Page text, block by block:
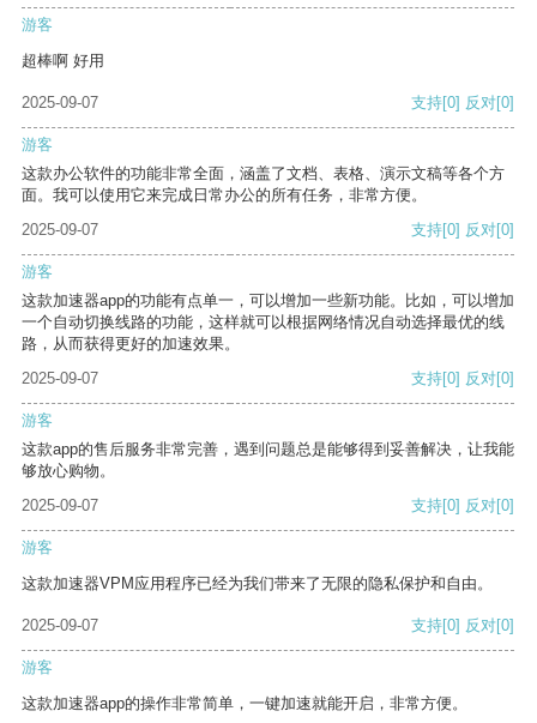
游客
超棒啊 好用
2025-09-07 支持[0] 反对[0]
游客
这款办公软件的功能非常全面，涵盖了文档、表格、演示文稿等各个方
面。我可以使用它来完成日常办公的所有任务，非常方便。
2025-09-07
支持[0] 反对[0]
游客
这款加速器app的功能有点单一，可以增加一些新功能。比如，可以增加
一个自动切换线路的功能，这样就可以根据网络情况自动选择最优的线
路，从而获得更好的加速效果。
2025-09-07
支持[0] 反对[0]
游客
这款app的售后服务非常完善，遇到问题总是能够得到妥善解决，让我能
够放心购物。
2025-09-07
支持[0] 反对[0]
游客
这款加速器VPM应用程序已经为我们带来了无限的隐私保护和自由。
2025-09-07 支持[0] 反对[0]
游客
这款加速器app的操作非常简单，一键加速就能开启，非常方便。